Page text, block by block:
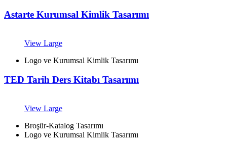
Astarte Kurumsal Kimlik Tasarımı
View Large
Logo ve Kurumsal Kimlik Tasarımı
TED Tarih Ders Kitabı Tasarımı
View Large
Broşür-Katalog Tasarımı
Logo ve Kurumsal Kimlik Tasarımı